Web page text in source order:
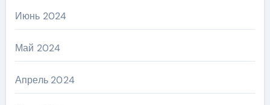
Июнь 2024
Май 2024
Апрель 2024